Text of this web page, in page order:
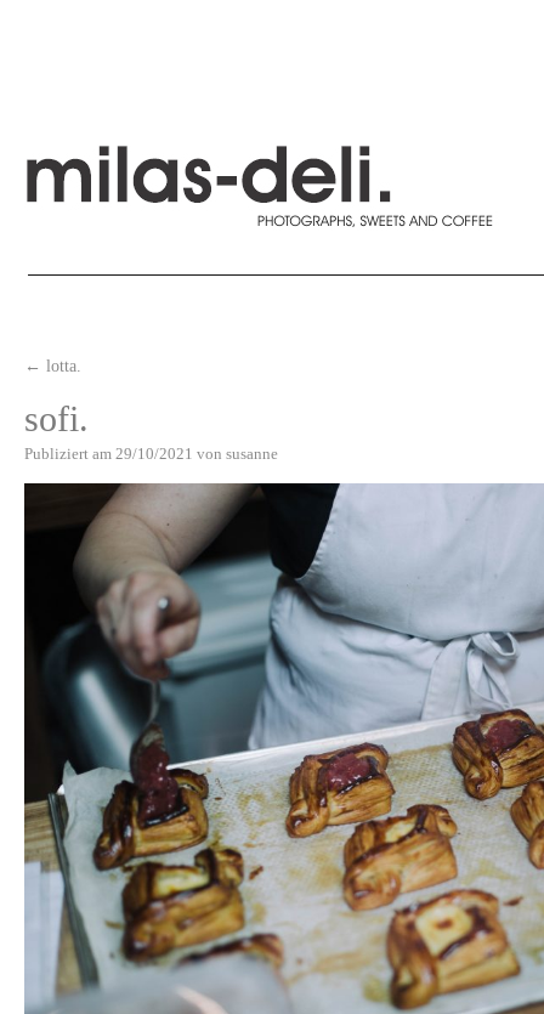
← lotta.
sofi.
Publiziert am 29/10/2021 von susanne